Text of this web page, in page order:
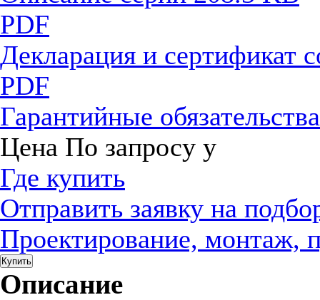
PDF
Декларация и сертификат
PDF
Гарантийные
Цена По запросу у
Где купить
Отправить заявку на
Проектирование, монтаж,
Купить
Описание